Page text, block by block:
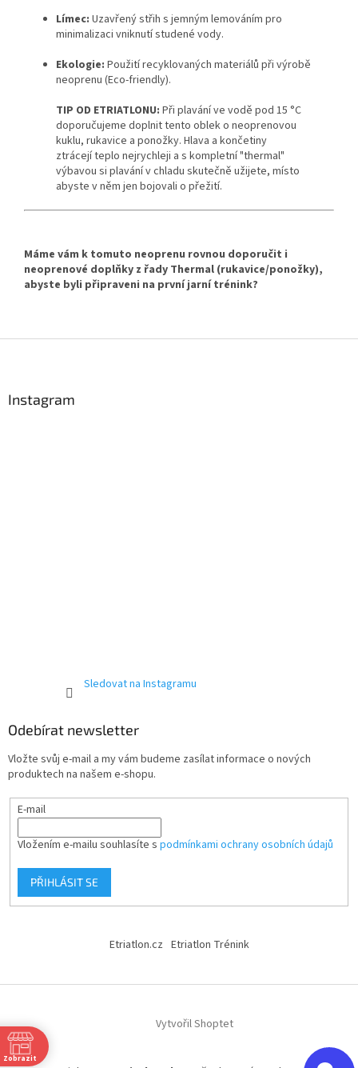
Límec: Uzavřený střih s jemným lemováním pro
minimalizaci vniknutí studené vody.
Ekologie: Použití recyklovaných materiálů při výrobě
neoprenu (Eco-friendly).
TIP OD ETRIATLONU: Při plavání ve vodě pod 15 °C
doporučujeme doplnit tento oblek o neoprenovou
kuklu, rukavice a ponožky. Hlava a končetiny
ztrácejí teplo nejrychleji a s kompletní "thermal"
výbavou si plavání v chladu skutečně užijete, místo
abyste v něm jen bojovali o přežití.
Máme vám k tomuto neoprenu rovnou doporučit i
neoprenové doplňky z řady Thermal (rukavice/ponožky),
abyste byli připraveni na první jarní trénink?
Instagram
Sledovat na Instagramu
Odebírat newsletter
Vložte svůj e-mail a my vám budeme zasílat informace o nových
produktech na našem e-shopu.
E-mail
Vložením e-mailu souhlasíte s podmínkami ochrany osobních údajů
PŘIHLÁSIT SE
Etriatlon.cz Etriatlon Trénink
Vytvořil Shoptet
Zobrazit